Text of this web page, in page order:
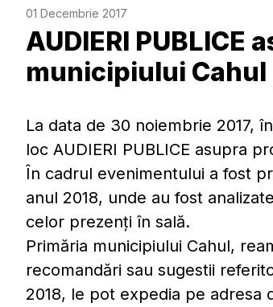
01 Decembrie 2017
AUDIERI
municipiului Cahul
La data de 30 noiembrie 2017,
loc AUDIERI PUBLICE asupra
În cadrul evenimentului a fost
anul 2018, unde au fost
celor prezenți în sală.
Primăria municipiului Cahul,
recomandări sau sugestii
2018, le pot expedia pe adresa